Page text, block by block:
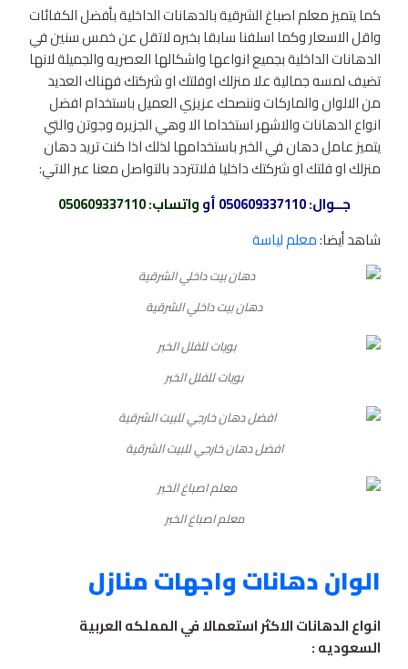
كما يتميز معلم اصباغ الشرقية بالدهانات الداخلية بأفضل الكفائات
واقل الاسعار وكما اسلفنا سابقا بخبره لاتقل عن خمس سنين في
الدهانات الداخلية بجميع انواعها واشكالها العصريه والجميلة لانها
تضيف لمسه جمالية علا منزلك اوفلتك او شركتك فهناك العديد
من الالوان والماركات وننصحك عزيزي العميل باستخدام افضل
انواع الدهانات والاشهر استخداما الا وهي الجزيره وجوتن والتي
يتميز عامل دهان في الخبر باستخدامها لذلك اذا كنت تريد دهان
منزلك او فلتك او شركتك داخليا فلاتتردد بالتواصل معنا عبر الاتي:
جــوال:050609337110 أوواتساب: 050609337110
شاهد أيضا:معلم لياسة
دهان بيت داخلي الشرقية
بويات للفلل الخبر
افضل دهان خارجي للبيت الشرقية
معلم اصباغ الخبر
الوان دهانات واجهات منازل
انواع الدهانات الاكثر استعمالا في المملكه العربية
السعوديه :